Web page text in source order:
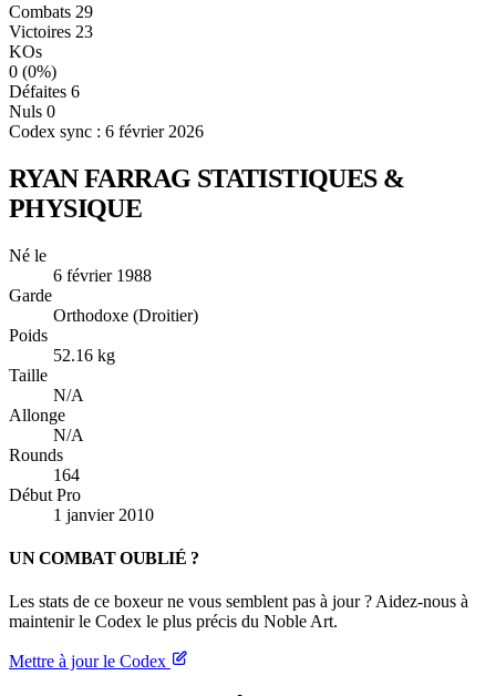
Combats 29
Victoires 23
KOs
0 (0%)
Défaites 6
Nuls 0
Codex sync : 6 février 2026
RYAN FARRAG STATISTIQUES &
PHYSIQUE
Né le
6 février 1988
Garde
Orthodoxe (Droitier)
Poids
52.16 kg
Taille
N/A
Allonge
N/A
Rounds
164
Début Pro
1 janvier 2010
UN COMBAT OUBLIÉ ?
Les stats de ce boxeur ne vous semblent pas à jour ? Aidez-nous à
maintenir le Codex le plus précis du Noble Art.
Mettre à jour le Codex